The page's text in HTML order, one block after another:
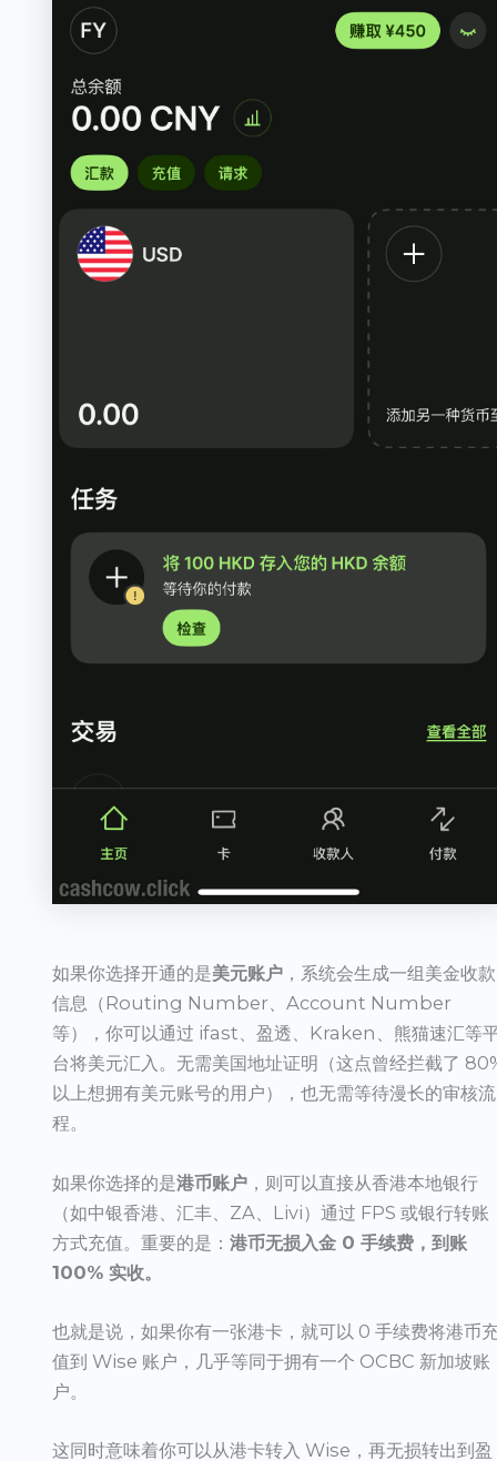
如果你选择开通的是美元账户 ，系统会生成一组美金收款
信息（Routing Number、Account Number
等），你可以通过 ifast、盈透、Kraken、熊猫速汇等
台将美元汇入。无需美国地址证明（这点曾经拦截了
以上想拥有美元账号的用户），也无需等待漫长的审核流
程。
如果你选择的是港币账户 ，则可以直接从香港本地银行
（如中银香港、汇丰、ZA、Livi）通过 FPS 或银行转账
方式充值。重要的是：港币无损入金 0 手续费，到账
100% 实收。
也就是说，如果你有一张港卡，就可以 0 手续费将港币
值到 Wise 账户，几乎等同于拥有一个 OCBC 新加坡账
户。
这同时意味着你可以从港卡转入 Wise，再无损转出到盈